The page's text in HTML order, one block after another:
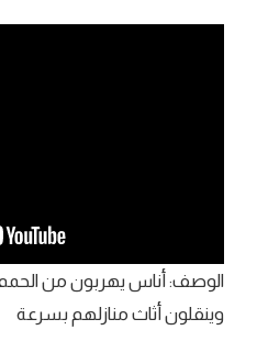
الوصف: أناس يهربون من الحمم
وينقلون أثاث منازلهم بسرعة